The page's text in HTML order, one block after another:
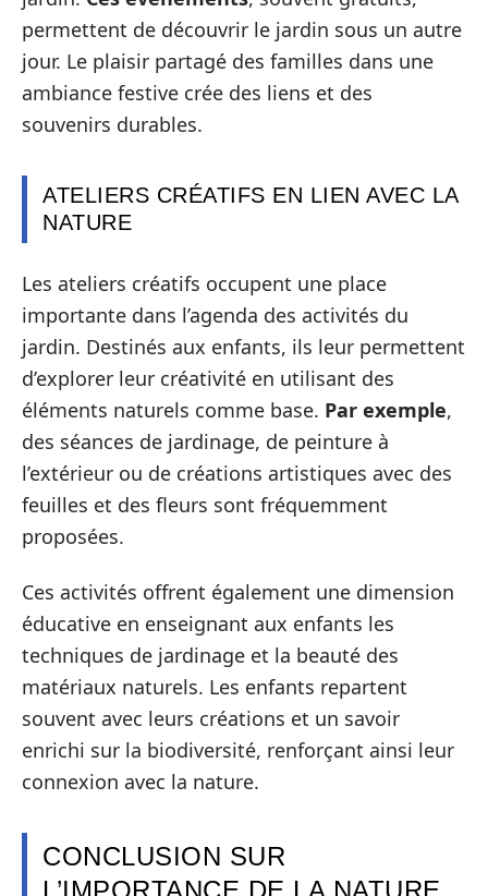
permettent de découvrir le jardin sous un autre
jour. Le plaisir partagé des familles dans une
ambiance festive crée des liens et des
souvenirs durables.
ATELIERS CRÉATIFS EN LIEN AVEC LA
NATURE
Les ateliers créatifs occupent une place
importante dans l’agenda des activités du
jardin. Destinés aux enfants, ils leur permettent
d’explorer leur créativité en utilisant des
éléments naturels comme base. Par exemple,
des séances de jardinage, de peinture à
l’extérieur ou de créations artistiques avec des
feuilles et des fleurs sont fréquemment
proposées.
Ces activités offrent également une dimension
éducative en enseignant aux enfants les
techniques de jardinage et la beauté des
matériaux naturels. Les enfants repartent
souvent avec leurs créations et un savoir
enrichi sur la biodiversité, renforçant ainsi leur
connexion avec la nature.
CONCLUSION SUR
L’IMPORTANCE DE LA NATURE